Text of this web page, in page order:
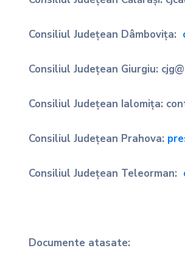
Consiliul Județean Dâmbovița:
Consiliul Județean Giurgiu:
Consiliul Județean Ialomița:
Consiliul Județean Prahova:
Consiliul Județean Teleorman:
Documente atasate: